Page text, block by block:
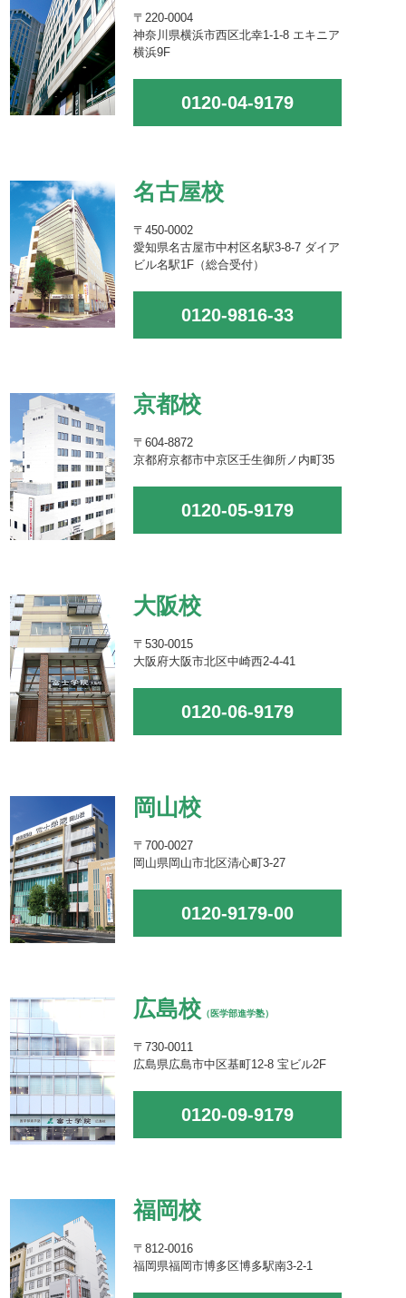
〒220-0004
神奈川県横浜市西区北幸1-1-8 エキニア
横浜9F
0120-04-9179
名古屋校
〒450-0002
愛知県名古屋市中村区名駅3-8-7 ダイア
ビル名駅1F（総合受付）
0120-9816-33
京都校
〒604-8872
京都府京都市中京区壬生御所ノ内町35
0120-05-9179
大阪校
〒530-0015
大阪府大阪市北区中崎西2-4-41
0120-06-9179
岡山校
〒700-0027
岡山県岡山市北区清心町3-27
0120-9179-00
広島校 （医学部進学塾）
〒730-0011
広島県広島市中区基町12-8 宝ビル2F
0120-09-9179
福岡校
〒812-0016
福岡県福岡市博多区博多駅南3-2-1